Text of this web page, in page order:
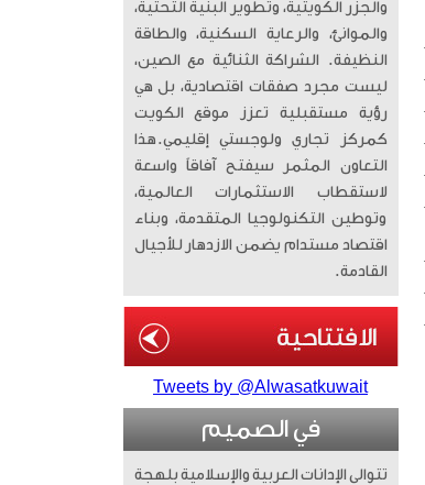
والجزر الكويتية، وتطوير البنية التحتية،
والموانئ، والرعاية السكنية، والطاقة
النظيفة. الشراكة الثنائية مع الصين،
ليست مجرد صفقات اقتصادية، بل هي
رؤية مستقبلية تعزز موقع الكويت
كمركز تجاري ولوجستي إقليمي. ​هذا
التعاون المثمر سيفتح آفاقاً واسعة
لاستقطاب الاستثمارات العالمية،
وتوطين التكنولوجيا المتقدمة، وبناء
اقتصاد مستدام يضمن الازدهار للأجيال
القادمة.
Tweets by @Alwasatkuwait
في الصميم
تتوالى الإدانات العربية والإسلامية بلهجة